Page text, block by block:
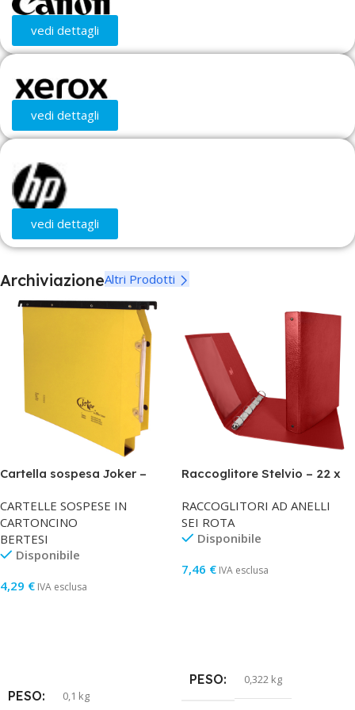
BRACCIOLI
Fissi non rimovibili
BASE CON RUOTE
GARANZIA
vedi dettagli
vedi dettagli
vedi dettagli
ArchiviazioneAltri Prodotti
Cartella sospesa Joker –
fondo U – 33 x 28 cm – giallo
– Bertesi
CARTELLE SOSPESE IN
CARTONCINO
BERTESI
Disponibile
4,29 € IVA esclusa
PESO 0,1 kg
Raccoglitore Stelvio – 22 x
dorso 3 cm – rosso – Sei
Rota
RACCOGLITORI AD ANELLI
SEI ROTA
Disponibile
7,46 € IVA esclusa
PESO 0,322 kg